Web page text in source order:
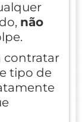
não
contratar
tipo de